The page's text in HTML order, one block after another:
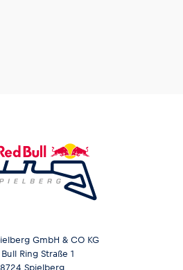
GmbH & CO KG
Ring Straße 1
Spielberg